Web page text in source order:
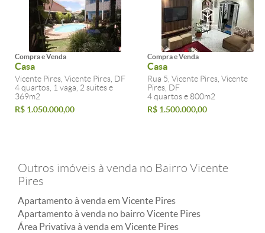
Compra e Venda
Casa
Vicente Pires, Vicente Pires, DF
4 quartos, 1 vaga, 2 suites e
369m2
R$ 1.050.000,00
Compra e Venda
Casa
Rua 5, Vicente Pires, Vicente
Pires, DF
4 quartos e 800m2
R$ 1.500.000,00
Outros imóveis à venda no Bairro Vicente
Pires
Apartamento à venda em Vicente Pires
Apartamento à venda no bairro Vicente Pires
Área Privativa à venda em Vicente Pires